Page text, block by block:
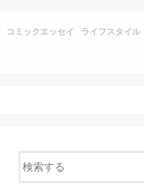
コミックエッセイ ライフスタイル